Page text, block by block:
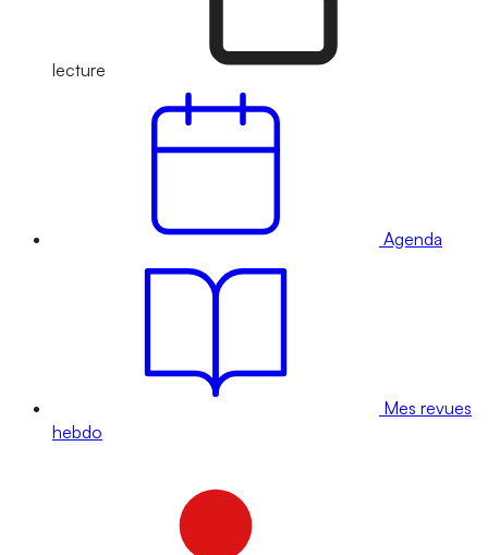
lecture
Agenda
Mes revues
hebdo